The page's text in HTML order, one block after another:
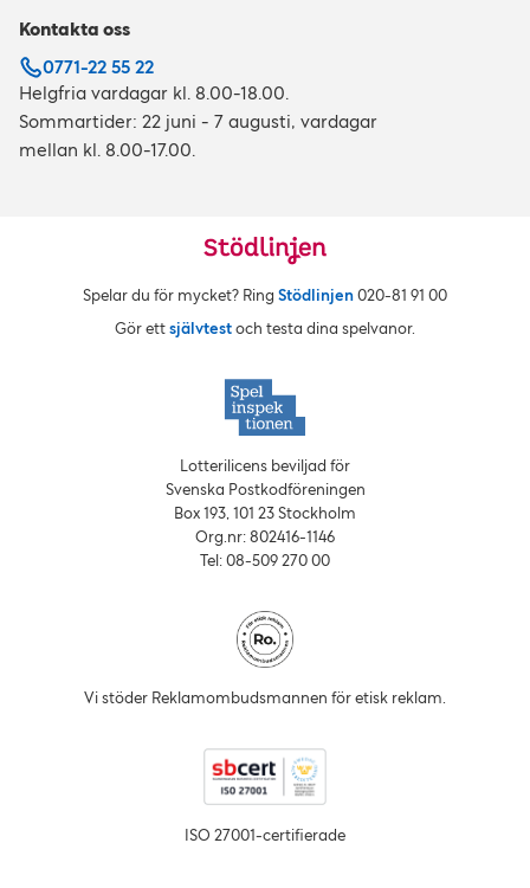
Kontakta oss
0771-22 55 22
Helgfria vardagar kl. 8.00-18.00.
Sommartider: 22 juni - 7 augusti, vardagar
mellan kl. 8.00-17.00.
Spelar du för mycket? Ring Stödlinjen 020‑81 91 00
Gör ett självtest och testa dina spelvanor.
Lotterilicens beviljad för
Svenska Postkodföreningen
Box 193, 101 23 Stockholm
Org.nr: 802416‑1146
Tel: 08‑509 270 00
Vi stöder Reklam­ombuds­mannen för etisk reklam.
ISO 27001-certifierade